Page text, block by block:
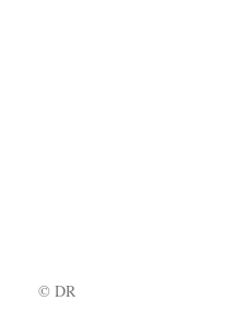
© DR